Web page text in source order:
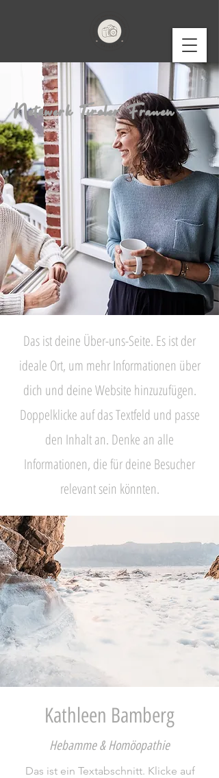
Netzwerk Tiroler Frauen
Das ist deine Über-uns-Seite. Es ist der
ideale Ort, um mehr Informationen über
dich und deine Website hinzuzufügen.
Doppelklicke auf das Textfeld und passe
den Inhalt an. Denke an alle
Informationen, die für deine Besucher
relevant sein könnten.
Kathleen Bamberg
Hebamme & Homöopathie
Das ist ein Textabschnitt. Klicke auf